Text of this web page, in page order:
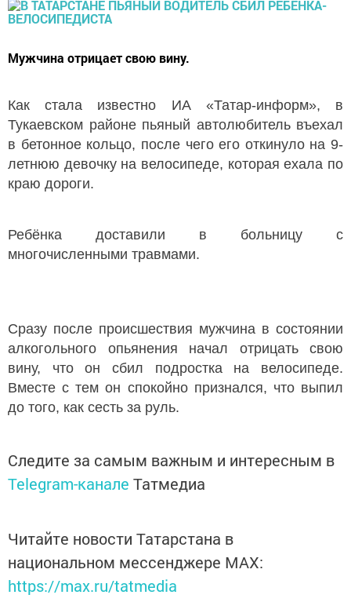
Мужчина отрицает свою вину.
Как стала известно ИА «Татар-информ», в
Тукаевском районе пьяный автолюбитель въехал
в бетонное кольцо, после чего его откинуло на 9-
летнюю девочку на велосипеде, которая ехала по
краю дороги.
Ребёнка доставили в больницу с
многочисленными травмами.
Сразу после происшествия мужчина в состоянии
алкогольного опьянения начал отрицать свою
вину, что он сбил подростка на велосипеде.
Вместе с тем он спокойно признался, что выпил
до того, как сесть за руль.
Следите за самым важным и интересным в
Telegram-канале Татмедиа
Читайте новости Татарстана в
национальном мессенджере MАХ:
https://max.ru/tatmedia